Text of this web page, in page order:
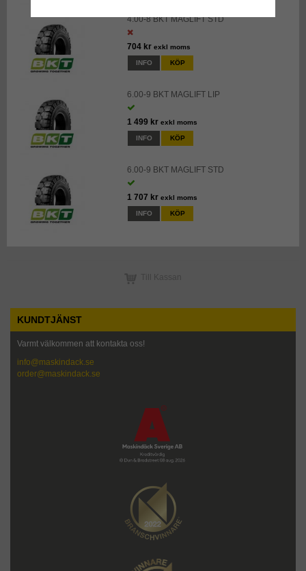
4.00-8 BKT MAGLIFT STD
704 kr exkl moms
INFO KÖP
6.00-9 BKT MAGLIFT LIP
1 499 kr exkl moms
INFO KÖP
6.00-9 BKT MAGLIFT STD
1 707 kr exkl moms
INFO KÖP
KUNDTJÄNST
Varmt välkommen att kontakta oss!
info@maskindack.se
order@maskindack.se